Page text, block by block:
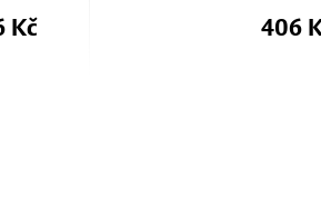
Kč 219